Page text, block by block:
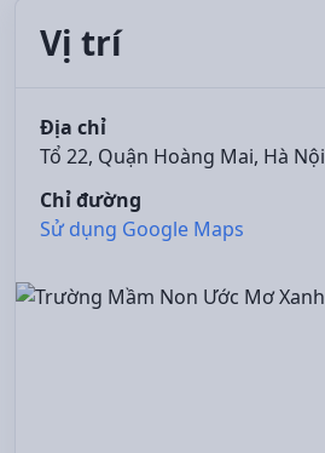
Vị trí
Địa chỉ
Tổ 22, Quận Hoàng Mai, Hà Nội
Chỉ đường
Sử dụng Google Maps